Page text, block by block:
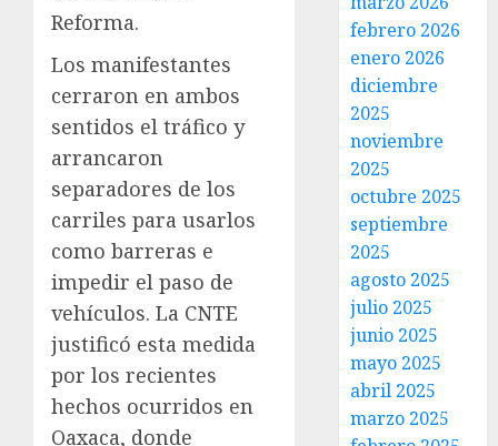
Reforma.
Los manifestantes
cerraron en ambos
sentidos el tráfico y
arrancaron
separadores de los
carriles para usarlos
como barreras e
impedir el paso de
vehículos. La CNTE
justificó esta medida
por los recientes
hechos ocurridos en
Oaxaca, donde
febrero 2026
enero 2026
diciembre
2025
noviembre
2025
octubre 2025
septiembre
2025
agosto 2025
julio 2025
junio 2025
mayo 2025
abril 2025
marzo 2025